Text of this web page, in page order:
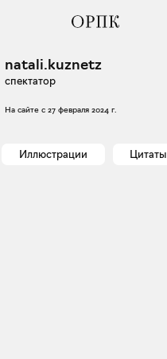
natali.kuznetz
спектатор
На сайте с 27 февраля 2024 г.
Иллюстрации Цитаты